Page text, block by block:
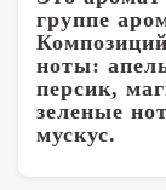
группе
ноты:
персик,
зеленые
мускус.